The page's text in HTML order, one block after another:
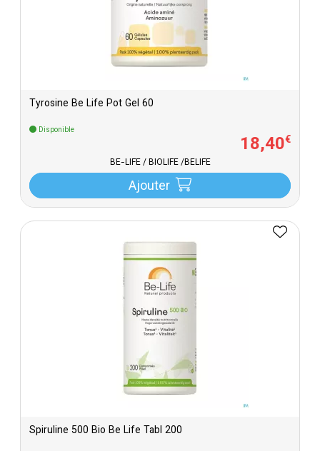
Tyrosine Be Life Pot Gel 60
Disponible
18,40€
BE-LIFE / BIOLIFE /BELIFE
Ajouter
Spiruline 500 Bio Be Life Tabl 200